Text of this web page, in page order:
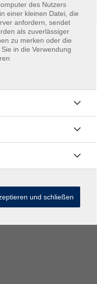
Startseite
des Nutzers
einer kleinen Datei, die
anfordern, sendet
als zuverlässiger
zu merken oder die
in die Verwendung
und schließen